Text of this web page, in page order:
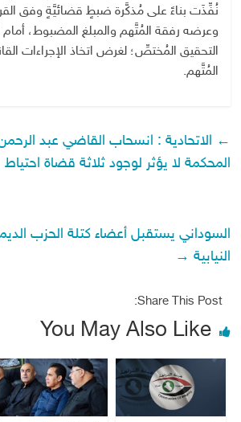
وعرضه رفقة المُتَّهم والمبلغ المضبوط،
التحقيق المُختصِّ؛ لغرض اتخاذ الإجراءات
المُتَّهم.
← الاتحادية : انسحاب القاضي عبد
المحكمة لا يؤثر لوجود ثلاثة قضاة احتياط
السوداني يستقبل أعضاء كتلة الحزب
النيابية →
Share This Post:
You May Also Like